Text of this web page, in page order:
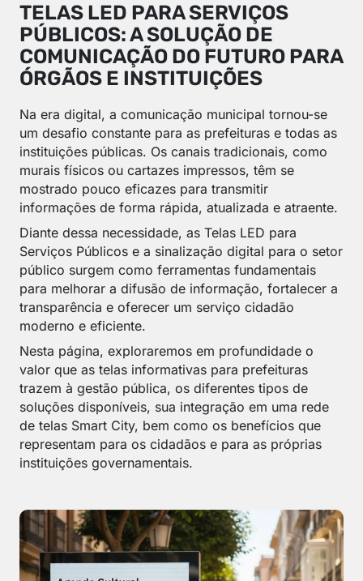
TELAS LED PARA SERVIÇOS
PÚBLICOS: A SOLUÇÃO DE
COMUNICAÇÃO DO FUTURO PARA
ÓRGÃOS E INSTITUIÇÕES
Na era digital, a comunicação municipal tornou-se
um desafio constante para as prefeituras e todas as
instituições públicas. Os canais tradicionais, como
murais físicos ou cartazes impressos, têm se
mostrado pouco eficazes para transmitir
informações de forma rápida, atualizada e atraente.
Diante dessa necessidade, as Telas LED para
Serviços Públicos e a sinalização digital para o setor
público surgem como ferramentas fundamentais
para melhorar a difusão de informação, fortalecer a
transparência e oferecer um serviço cidadão
moderno e eficiente.
Nesta página, exploraremos em profundidade o
valor que as telas informativas para prefeituras
trazem à gestão pública, os diferentes tipos de
soluções disponíveis, sua integração em uma rede
de telas Smart City, bem como os benefícios que
representam para os cidadãos e para as próprias
instituições governamentais.